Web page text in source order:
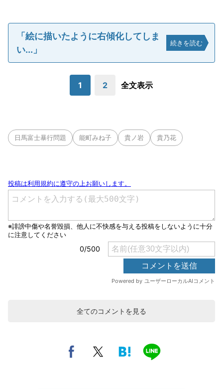
「絵に描いたように右傾化してしま
い...」
続きを読む
1 2 全文表示
日馬富士暴行問題 能町みね子 貴ノ岩 貴乃花
全てのコメントを見る